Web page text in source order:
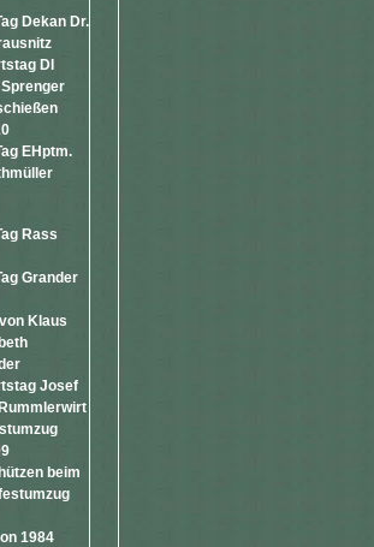
Dekan Dr.
DI
EHptm.
Rass
Grander
Klaus
Josef
beim
1984